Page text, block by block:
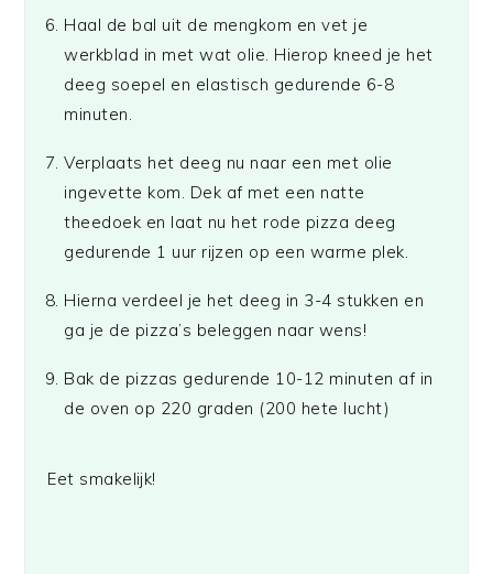
Haal de bal uit de mengkom en vet je
werkblad in met wat olie. Hierop kneed je het
deeg soepel en elastisch gedurende 6-8
minuten.
Verplaats het deeg nu naar een met olie
ingevette kom. Dek af met een natte
theedoek en laat nu het rode pizza deeg
gedurende 1 uur rijzen op een warme plek.
Hierna verdeel je het deeg in 3-4 stukken en
ga je de pizza’s beleggen naar wens!
Bak de pizzas gedurende 10-12 minuten af in
de oven op 220 graden (200 hete lucht)
Eet smakelijk!